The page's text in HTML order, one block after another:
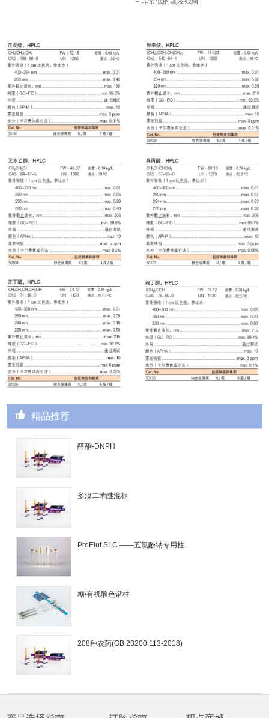
精品推荐
醛酮-DNPH
多溴二苯醚混标
ProElut SLC ——五氯酚钠专用柱
糖/有机酸色谱柱
208种农药(GB 23200.113-2018)